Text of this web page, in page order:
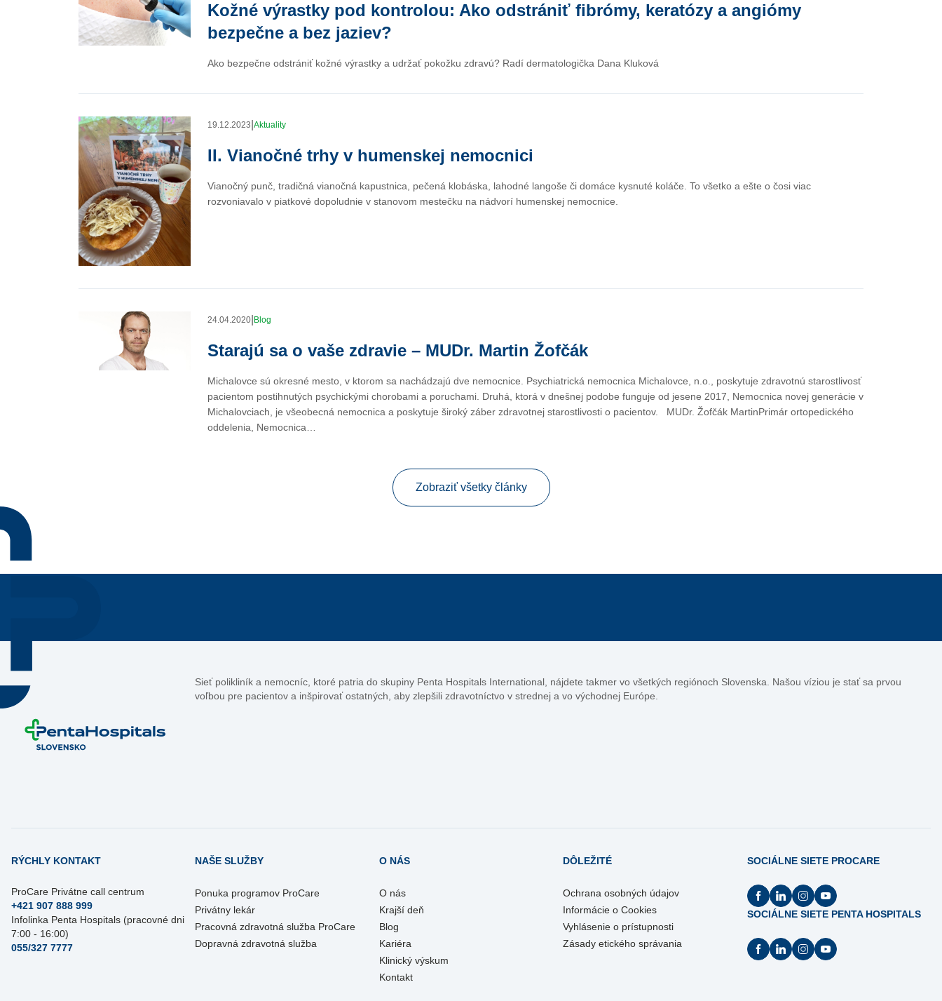
Kožné výrastky pod kontrolou: Ako odstrániť fibrómy, keratózy a angiómy
bezpečne a bez jaziev?
Ako bezpečne odstrániť kožné výrastky a udržať pokožku zdravú? Radí dermatologička Dana Kluková
19.12.2023 Aktuality
II. Vianočné trhy v humenskej nemocnici
Vianočný punč, tradičná vianočná kapustnica, pečená klobáska, lahodné langoše či domáce kysnuté koláče. To všetko a ešte o čosi viac
rozvoniavalo v piatkové dopoludnie v stanovom mestečku na nádvorí humenskej nemocnice.
24.04.2020 Blog
Starajú sa o vaše zdravie – MUDr. Martin Žofčák
Michalovce sú okresné mesto, v ktorom sa nachádzajú dve nemocnice. Psychiatrická nemocnica Michalovce, n.o., poskytuje zdravotnú starostlivosť
pacientom postihnutých psychickými chorobami a poruchami. Druhá, ktorá v dnešnej podobe funguje od jesene 2017, Nemocnica novej generácie v
Michalovciach, je všeobecná nemocnica a poskytuje široký záber zdravotnej starostlivosti o pacientov. MUDr. Žofčák MartinPrimár ortopedického
oddelenia, Nemocnica…
Zobraziť všetky články
Sieť polikliník a nemocníc, ktoré patria do skupiny Penta Hospitals International, nájdete takmer vo všetkých regiónoch Slovenska. Našou víziou je stať sa prvou
voľbou pre pacientov a inšpirovať ostatných, aby zlepšili zdravotníctvo v strednej a vo východnej Európe.
RÝCHLY KONTAKT
ProCare Privátne call centrum
+421 907 888 999
Infolinka Penta Hospitals (pracovné dni
7:00 - 16:00)
055/327 7777
NAŠE SLUŽBY
Ponuka programov ProCare
Privátny lekár
Pracovná zdravotná služba ProCare
Dopravná zdravotná služba
O NÁS
O nás
Krajší deň
Blog
Kariéra
Klinický výskum
Kontakt
DÔLEŽITÉ
Ochrana osobných údajov
Informácie o Cookies
Vyhlásenie o prístupnosti
Zásady etického správania
SOCIÁLNE SIETE PROCARE
SOCIÁLNE SIETE PENTA HOSPITALS